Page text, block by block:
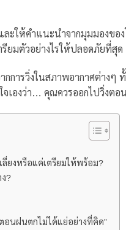
ให้คำแนะนำจากมุมมองของ
ยมตัวอย่างไรให้ปลอดภัยที่สุด
กการวิ่งในสภาพอากาศต่าง
เองว่า… คุณควรออกไปวิ่งตอ
ยงหรือแค่เตรียมให้พร้อม?
?
อนฝนตกไม่ได้แย่อย่างที่คิด”